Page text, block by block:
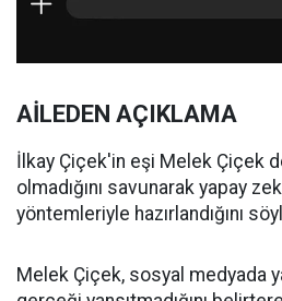
AİLEDEN AÇIKLAMA
İlkay Çiçek'in eşi Melek Çiçek
olmadığını savunarak yapay
yöntemleriyle hazırlandığını
Melek Çiçek, sosyal medyada